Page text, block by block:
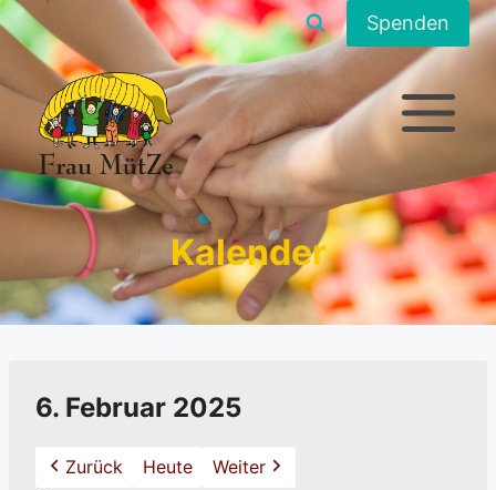
Zum
Inhalt
springen
Spenden
Kalender
6. Februar 2025
Zurück Heute
Weiter